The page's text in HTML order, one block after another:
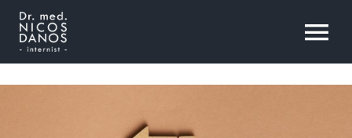
Skip
content